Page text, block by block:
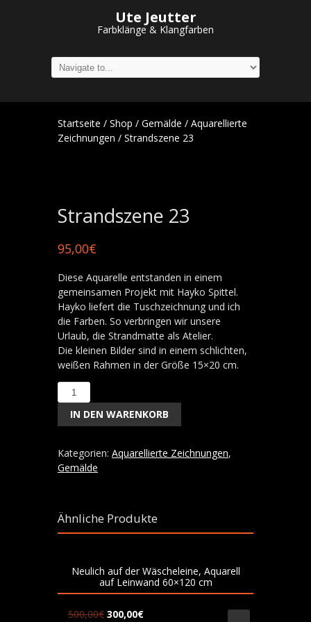
Ute Jeutter
Farbklänge & Klangfarben
Startseite / Shop / Gemälde / Aquarellierte
Zeichnungen / Strandszene 23
Strandszene 23
95,00€
Diese Aquarelle entstanden in einem
gemeinsamen Projekt mit Hayko Spittel.
Hayko liefert die Tuschzeichnung und ich
die Farben. So verbringen wir unsere
Urlaub, die Strandmatte als Atelier.
Die kleinen Bilder sind in einem schlichten,
weißen Rahmen in der Größe 15×20 cm.
Strandszene
Menge
IN DEN WARENKORB
Kategorien: Aquarellierte Zeichnungen,
Gemälde
Ähnliche Produkte
Neulich auf der Wäscheleine, Aquarell
auf Leinwand 60×120 cm
500,00€ 300,00€